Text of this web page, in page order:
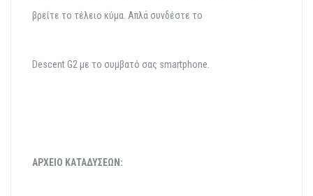
βρείτε το τέλειο κύμα. Απλά συνδέστε το
Descent G2 με το συμβατό σας smartphone.
ΑΡΧΕΙΟ ΚΑΤΑΔΥΣΕΩΝ: